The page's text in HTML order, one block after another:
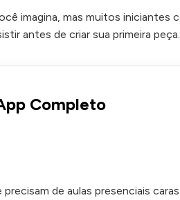
imagina, mas muitos
antes de criar sua primeira
Completo
de aulas presenciais